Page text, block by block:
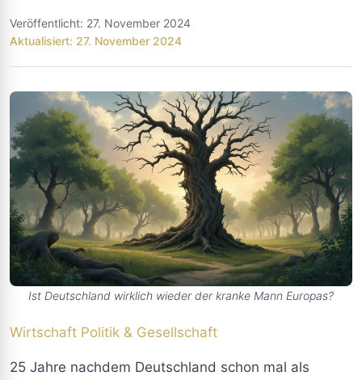
Veröffentlicht: 27. November 2024
Aktualisiert: 27. November 2024
Ist Deutschland wirklich wieder der kranke Mann Europas?
Wirtschaft Politik & Gesellschaft
25 Jahre nachdem Deutschland schon mal als